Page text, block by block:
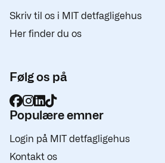
Skriv til os i MIT detfagligehus
Her finder du os
Følg os på
Populære emner
Login på MIT detfagligehus
Kontakt os